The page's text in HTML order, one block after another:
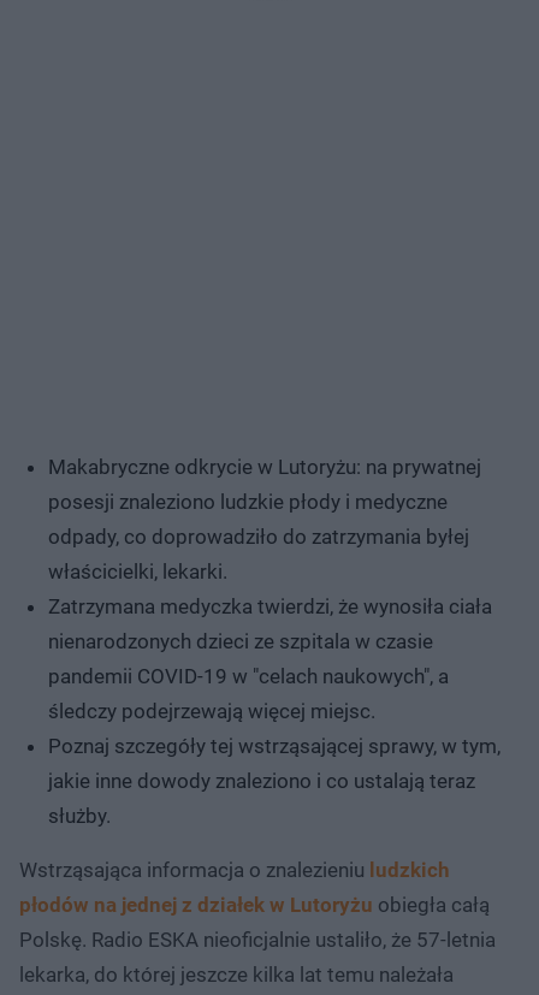
Makabryczne odkrycie w Lutoryżu: na prywatnej
posesji znaleziono ludzkie płody i medyczne
odpady, co doprowadziło do zatrzymania byłej
właścicielki, lekarki.
Zatrzymana medyczka twierdzi, że wynosiła ciała
nienarodzonych dzieci ze szpitala w czasie
pandemii COVID-19 w "celach naukowych", a
śledczy podejrzewają więcej miejsc.
Poznaj szczegóły tej wstrząsającej sprawy, w tym,
jakie inne dowody znaleziono i co ustalają teraz
służby.
Wstrząsająca informacja o znalezieniu ludzkich
płodów na jednej z działek w Lutoryżu obiegła całą
Polskę. Radio ESKA nieoficjalnie ustaliło, że 57-letnia
lekarka, do której jeszcze kilka lat temu należała